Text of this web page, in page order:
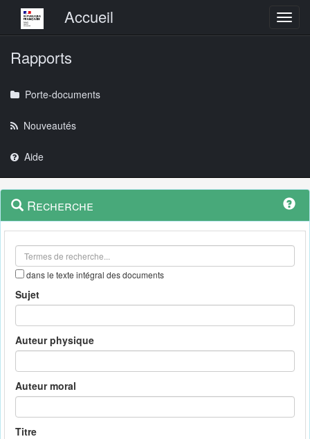
Menu principalAccueil
Rapports
Porte-documents
Nouveautés
Aide
Navigation
outils
Menu
contextuel
Recherche
dans le texte intégral des documents
Sujet
Auteur physique
Auteur moral
Titre